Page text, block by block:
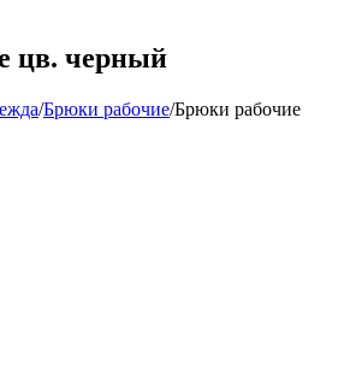
цв. черный
/Брюки рабочие/Брюки рабочие